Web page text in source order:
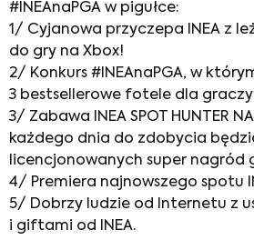
#INEAnaPGA w pigułce:
1/ Cyjanowa przyczepa INEA z
do gry na Xbox!
2/ Konkurs #INEAnaPGA, w
3 bestsellerowe fotele dla graczy
3/ Zabawa INEA SPOT HUNTER NA
każdego dnia do zdobycia
licencjonowanych super nagród
4/ Premiera najnowszego spotu
5/ Dobrzy ludzie od Internetu z
i giftami od INEA.